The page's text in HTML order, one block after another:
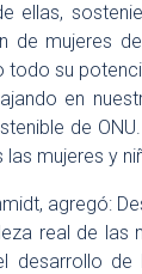
ellas,
mujeres
su
en
de
mujeres y
agregó:
real de las
desarrollo